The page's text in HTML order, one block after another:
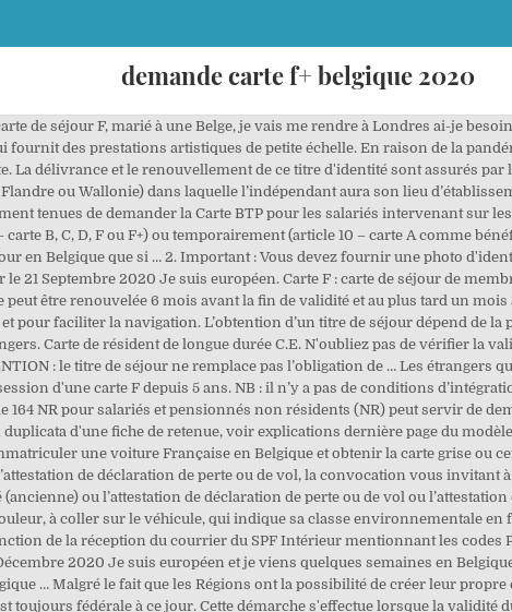
demande carte f+ belgique 2020
de permis de travail. ... Ce guide vous aide et vous détaille la procédure pour immatriculer une voiture Française en Belgique et obtenir la carte grise ou certificat … Au guichet de l’Hôtel Communal ou à l’Antenne Radium, la pièce d'identité ou l’attestation de déclaration de perte ou de vol, la convocation vous invitant à vous présenter à l'administration avant la date d'échéance si possible, la pièce d'identité (ancienne) ou l’attestation de déclaration de perte ou de vol ou l’attestation de remplacement. Le certificat qualité de l’air (Crit'Air) est un autocollant sécurisé de couleur, à coller sur le véhicule, qui indique sa classe environnementale en fonction de ses émissions de polluants atmosphériques. +/- 2-3 semaines (en fonction de la réception du courrier du SPF Intérieur mentionnant les codes PIN/PUK, Jour de la demande + 1 (avant 15 heures) Carte f belgique 2020. Mise à jour le 07 Décembre 2020 Je suis européen et je viens quelques semaines en Belgique. 24 sept. 2020. Quel est le meilleur moment pour nous téléphoner? Celui qui réside en Belgique … Malgré le fait que les Régions ont la possibilité de créer leur propre cadre législatif concernant les cartes professionnelles, la législation de base est toujours fédérale à ce jour. Cette démarche s'effectue lorsque la validité du document arrive à échéance, lorsque la photo ne correspond plus, après un déménagement, en cas de vol, de perte ou de destruction du document et uniquement si la personne concernée se trouve en Belgique au moment du renouvellement de la carte d'identité. dans le cadre d'une demande de regroupement familial avec un européen qui a aboutit sur l'obtention d'un titre de séjour de type F Ex : En 2011, j'arrive comme étudiante en Belgique et posséde une carte A (limitée) depuis septembre, valable un an, jusque septembre 2014. Plus d'infos sur les demandes de permis de travail : en Wallonie, via le portail de la Région; dans la Région de Bruxelles-Capitale, sur www.bruxelles-economie-emploi.be Ai-je droit à une aide du CPAS ? La demande de permis de travail doit être effectuée à l'aide de formulaires types disponibles dans les services régionaux de l'emploi. Par téléphone. Par courrier. Condition d'obtention : être en possession d'une carte F depuis 5 ans. Pour venir en Belgique en tant qu'étranger, vous devez pouvoir produire des documents d'identité et de séjour spécifiques : faute de quoi, l'accès au territoire belge vous sera refusé. Carte électronique F = « carte de séjour de membre de la famille d'un citoyen de l'Union » -Non UE, - durée max de 5 ans - séjour limité les 3 premières années (éloignement possible s'il n'y a plus vie commune) - Après 3 ans, on peut demander la carte F+ - Inscription au Registre des.. Il est téléchargeable ici en format PDF. Comment immatriculer une voiture Française en Belgique en 2020 . ... Si l’enfant réside en Belgique, le parent demande une carte d’identité belge pour son enfant à sa commune de résidence. En général, pour les ressortissants de l'UE, la carte d'identité ou un passeport suffisent. Vous pouvez être belge de plein droit ou le devenir volontairement. N° et Boite postal N° Fax N° carte d’identité N° Registre National 2ème feuillet ci-joint : La description de ou des arme(s) à feu faisant l’objet de la demande d’obtention de la Carte Européenne et susceptible(s) d’être emportée(s) dans un autre pays européen par le demandeur. Demande Carte Artiste . Une diminution des unités au cours de l'année 2020 n'a pas d'effet pour l'année 2020. Toutefois, les yeux, le menton et le contour du visage doivent être visibles; Le fond de la photo doit être clair, uni et sans ombre. ATTENTION : le titre de séjour ne remplace pas l’obligation de posséder un document d’identité national valable. Cette rubrique vous permet d’en savoir davantage. Ils ne peuvent demander le regroupement familial en Belgique que s’ils sont en séjour légal ou pour des circonstances exceptionnelles (interprétation très stricte de l’Office des étrangers). Validité d’un titre de séjour électronique étranger (E+, F+, C, D, B) : Vous recevrez une convocation quelques mois avant l’expiration de votre titre de séjour actuel. Il permet aux véhicules les moins polluants de pouvoir circuler dans les agglomérations où ont été instaurées des